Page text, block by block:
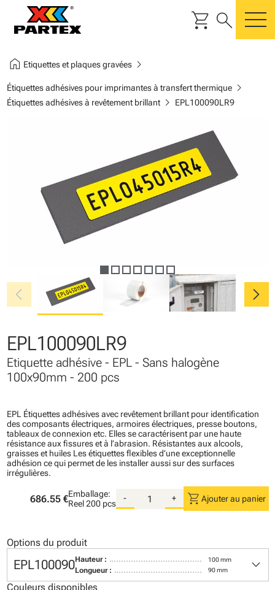
shopping_cart search
home Etiquettes et plaques gravéeschevron_right
Étiquettes adhésives pour imprimantes à transfert thermiquechevron_right
Étiquettes adhésives à revêtement brillantchevron_right EPL100090LR9
chevron_left chevron_right
EPL100090LR9
Etiquette adhésive - EPL - Sans halogène
100x90mm - 200 pcs
EPL Étiquettes adhésives avec revêtement brillant pour identification
des composants électriques, armoires électriques, presse boutons,
tableaux de connexion etc. Elles se caractérisent par une haute
résistance aux fissures et à l’abrasion. Résistantes aux alcools,
graisses et huiles Les étiquettes flexibles d’une exceptionnelle
adhésion ce qui permet de les installer aussi sur des surfaces
irrégulières.
686.55 €Emballage:
Reel200 pcs
- + shopping_cart Ajouter au panier
Options du produit
EPL100090Hauteur : 100 mm
Longueur : 90 mm keyboard_arrow_down
Couleurs disponibles